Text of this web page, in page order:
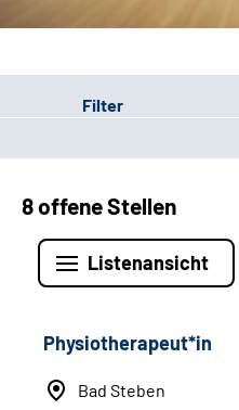
Filter
8 offene Stellen
Listenansicht
Physiotherapeut*in
Bad Steben